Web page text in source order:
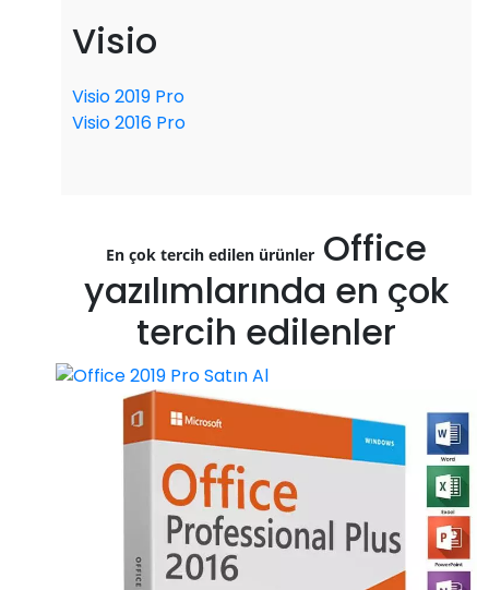
Visio
Visio 2019 Pro
Visio 2016 Pro
En çok tercih edilen ürünler Office
yazılımlarında en çok
tercih edilenler